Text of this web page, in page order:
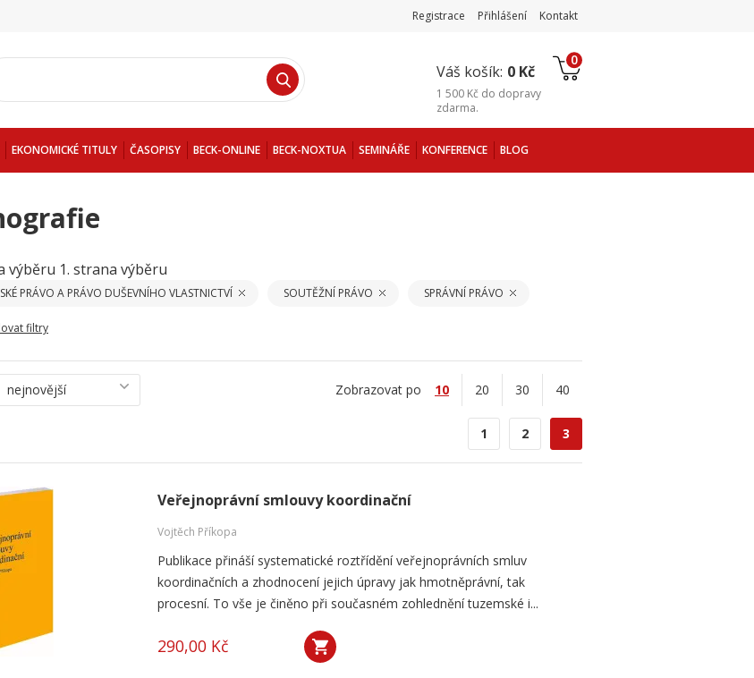
Registrace Přihlášení Kontakt
Váš košík: 0 Kč
0
1 500 Kč do dopravy
zdarma.
EKONOMICKÉ TITULY ČASOPISY BECK-ONLINE BECK-NOXTUA SEMINÁŘE KONFERENCE BLOG
výběru 1. strana výběru
PRÁVO A PRÁVO DUŠEVNÍHO VLASTNICTVÍ SOUTĚŽNÍ PRÁVO SPRÁVNÍ PRÁVO
filtry
nejnovější Zobrazovat po 10 20 30 40
1 2 3
Veřejnoprávní smlouvy koordinační
Vojtěch Příkopa
Publikace přináší systematické roztřídění veřejnoprávních smluv
koordinačních a zhodnocení jejich úpravy jak hmotněprávní, tak
procesní. To vše je činěno při současném zohlednění tuzemské i...
290,00 Kč